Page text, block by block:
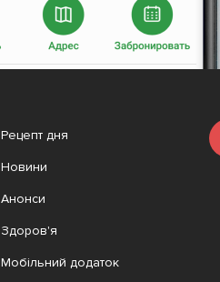
Рецепт дня
Новини
Анонси
Здоров'я
Мобільний додаток